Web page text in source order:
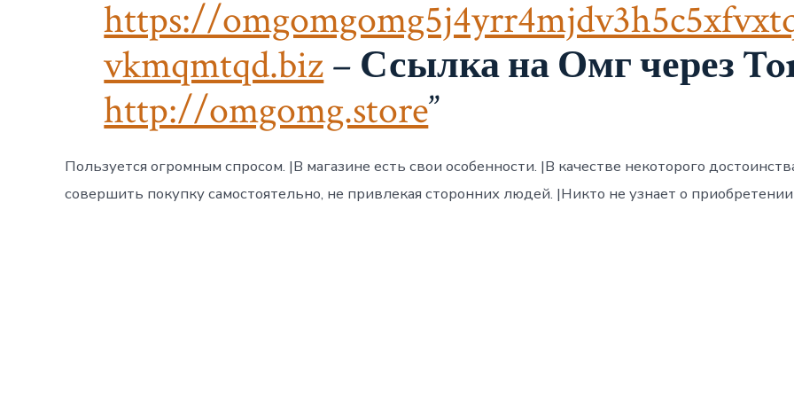
https://
vkmqmtqd.biz– Ссылка на Омг через
http://omgomg.store
Пользуется огромным спросом. |В магазине есть свои особенности. |В качестве некоторого
совершить покупку самостоятельно, не привлекая сторонних людей. |Никто не узнает о